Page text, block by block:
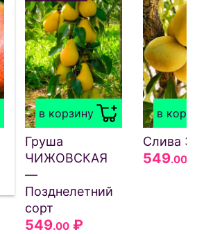
в корзину
Груша
ЧИЖОВСКАЯ
—
Позднелетний
сорт
549.00 ₽
в
Слива
549.00